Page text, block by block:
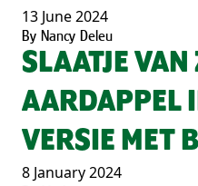
13 June 2024
By Nancy Deleu
SLAATJE VAN
AARDAPPEL
VERSIE MET
8 January 2024